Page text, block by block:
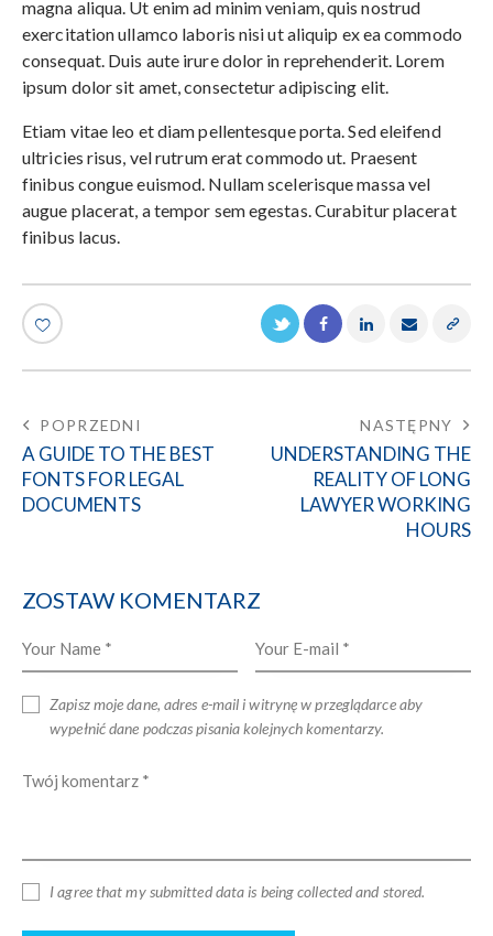
magna aliqua. Ut enim ad minim veniam, quis nostrud
exercitation ullamco laboris nisi ut aliquip ex ea commodo
consequat. Duis aute irure dolor in reprehenderit. Lorem
ipsum dolor sit amet, consectetur adipiscing elit.
Etiam vitae leo et diam pellentesque porta. Sed eleifend
ultricies risus, vel rutrum erat commodo ut. Praesent
finibus congue euismod. Nullam scelerisque massa vel
augue placerat, a tempor sem egestas. Curabitur placerat
finibus lacus.
POPRZEDNI
A GUIDE TO THE BEST
FONTS FOR LEGAL
DOCUMENTS
NASTĘPNY
UNDERSTANDING THE
REALITY OF LONG
LAWYER WORKING
HOURS
ZOSTAW KOMENTARZ
Zapisz moje dane, adres e-mail i witrynę w przeglądarce aby
wypełnić dane podczas pisania kolejnych komentarzy.
I agree that my submitted data is being collected and stored.